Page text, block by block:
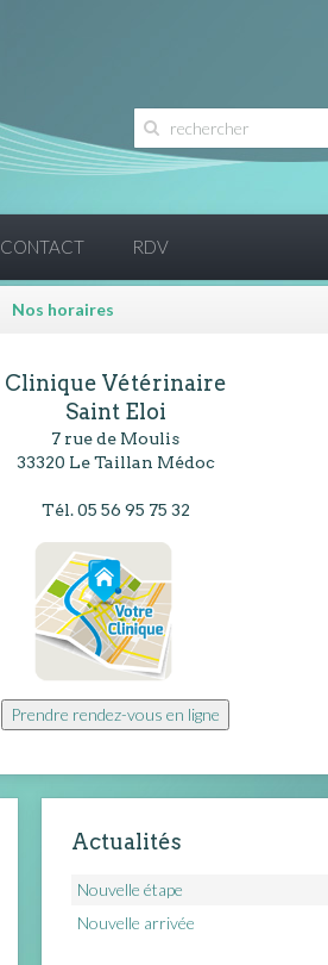
CONTACT RDV
Nos horaires
Clinique Vétérinaire
Saint Eloi
7 rue de Moulis
33320 Le Taillan Médoc
Tél. 05 56 95 75 32
Prendre rendez-vous en ligne
Actualités
Nouvelle étape
Nouvelle arrivée